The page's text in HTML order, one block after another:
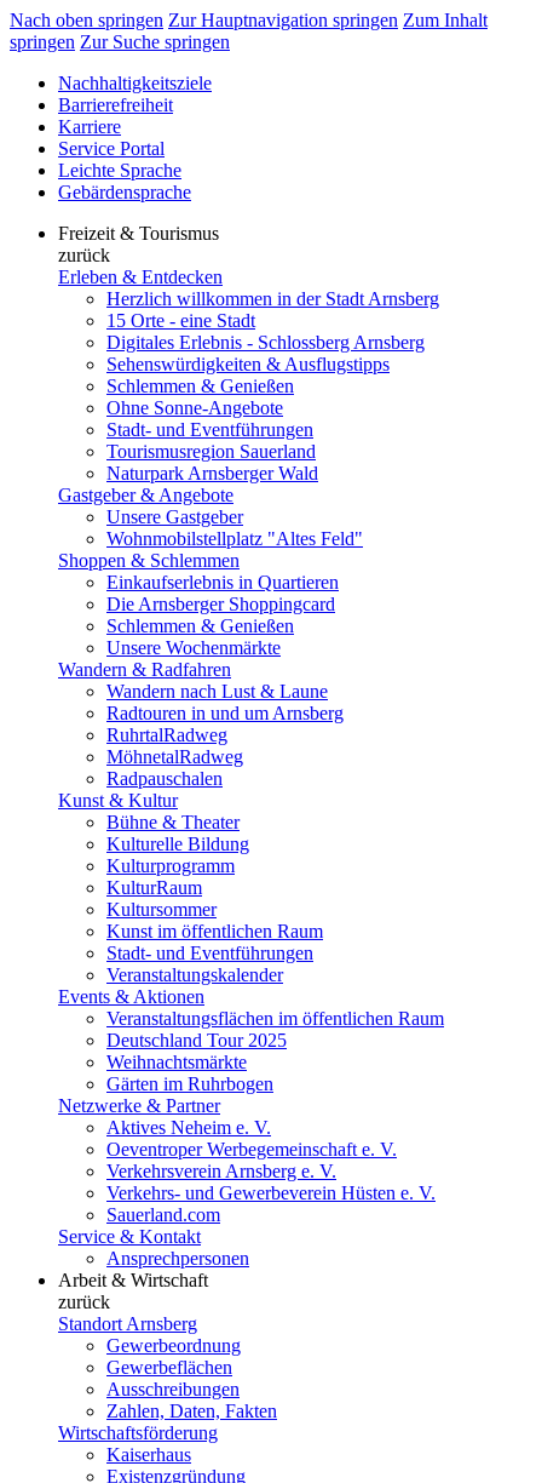
Nach oben springen Zur Hauptnavigation springen Zum Inhalt
springen Zur Suche springen
Nachhaltigkeitsziele
Barrierefreiheit
Karriere
Service Portal
Leichte Sprache
Gebärdensprache
Freizeit & Tourismus
zurück
Erleben & Entdecken
Herzlich willkommen in der Stadt Arnsberg
15 Orte - eine Stadt
Digitales Erlebnis - Schlossberg Arnsberg
Sehenswürdigkeiten & Ausflugstipps
Schlemmen & Genießen
Ohne Sonne-Angebote
Stadt- und Eventführungen
Tourismusregion Sauerland
Naturpark Arnsberger Wald
Gastgeber & Angebote
Unsere Gastgeber
Wohnmobilstellplatz "Altes Feld"
Shoppen & Schlemmen
Einkaufserlebnis in Quartieren
Die Arnsberger Shoppingcard
Schlemmen & Genießen
Unsere Wochenmärkte
Wandern & Radfahren
Wandern nach Lust & Laune
Radtouren in und um Arnsberg
RuhrtalRadweg
MöhnetalRadweg
Radpauschalen
Kunst & Kultur
Bühne & Theater
Kulturelle Bildung
Kulturprogramm
KulturRaum
Kultursommer
Kunst im öffentlichen Raum
Stadt- und Eventführungen
Veranstaltungskalender
Events & Aktionen
Veranstaltungsflächen im öffentlichen Raum
Deutschland Tour 2025
Weihnachtsmärkte
Gärten im Ruhrbogen
Netzwerke & Partner
Aktives Neheim e. V.
Oeventroper Werbegemeinschaft e. V.
Verkehrsverein Arnsberg e. V.
Verkehrs- und Gewerbeverein Hüsten e. V.
Sauerland.com
Service & Kontakt
Ansprechpersonen
Arbeit & Wirtschaft
zurück
Standort Arnsberg
Gewerbeordnung
Gewerbeflächen
Ausschreibungen
Zahlen, Daten, Fakten
Wirtschaftsförderung
Kaiserhaus
Existenzgründung